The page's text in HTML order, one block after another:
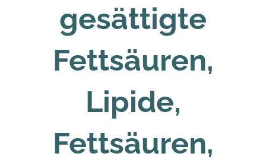
gesättigte
Fettsäuren,
Lipide,
Fettsäuren,